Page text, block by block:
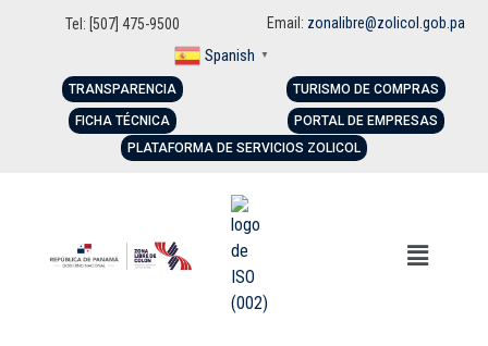
Tel: [507] 475-9500 Email: zonalibre@zolicol.gob.pa
Spanish ▼
TRANSPARENCIA
FICHA TÉCNICA
TURISMO DE COMPRAS
PORTAL DE EMPRESAS
PLATAFORMA DE SERVICIOS ZOLICOL